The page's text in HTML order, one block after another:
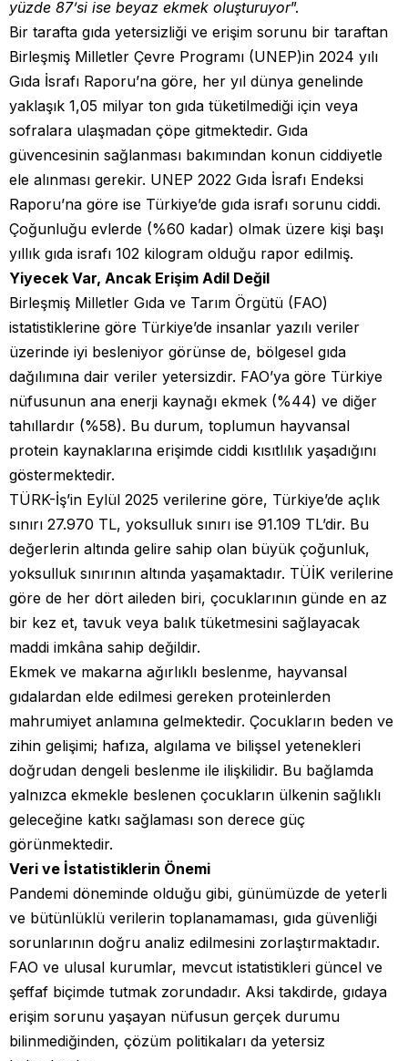
yüzde 87’si ise beyaz ekmek oluşturuyor”.
Bir tarafta gıda yetersizliği ve erişim sorunu bir taraftan
Birleşmiş Milletler Çevre Programı (UNEP)in 2024 yılı
Gıda İsrafı Raporu’na göre, her yıl dünya genelinde
yaklaşık 1,05 milyar ton gıda tüketilmediği için veya
sofralara ulaşmadan çöpe gitmektedir. Gıda
güvencesinin sağlanması bakımından konun ciddiyetle
ele alınması gerekir. UNEP 2022 Gıda İsrafı Endeksi
Raporu’na göre ise Türkiye’de gıda israfı sorunu ciddi.
Çoğunluğu evlerde (%60 kadar) olmak üzere kişi başı
yıllık gıda israfı 102 kilogram olduğu rapor edilmiş.
Yiyecek Var, Ancak Erişim Adil Değil
Birleşmiş Milletler Gıda ve Tarım Örgütü (FAO)
istatistiklerine göre Türkiye’de insanlar yazılı veriler
üzerinde iyi besleniyor görünse de, bölgesel gıda
dağılımına dair veriler yetersizdir. FAO’ya göre Türkiye
nüfusunun ana enerji kaynağı ekmek (%44) ve diğer
tahıllardır (%58). Bu durum, toplumun hayvansal
protein kaynaklarına erişimde ciddi kısıtlılık yaşadığını
göstermektedir.
TÜRK-İş’in Eylül 2025 verilerine göre, Türkiye’de açlık
sınırı 27.970 TL, yoksulluk sınırı ise 91.109 TL’dir. Bu
değerlerin altında gelire sahip olan büyük çoğunluk,
yoksulluk sınırının altında yaşamaktadır. TÜİK verilerine
göre de her dört aileden biri, çocuklarının günde en az
bir kez et, tavuk veya balık tüketmesini sağlayacak
maddi imkâna sahip değildir.
Ekmek ve makarna ağırlıklı beslenme, hayvansal
gıdalardan elde edilmesi gereken proteinlerden
mahrumiyet anlamına gelmektedir. Çocukların beden ve
zihin gelişimi; hafıza, algılama ve bilişsel yetenekleri
doğrudan dengeli beslenme ile ilişkilidir. Bu bağlamda
yalnızca ekmekle beslenen çocukların ülkenin sağlıklı
geleceğine katkı sağlaması son derece güç
görünmektedir.
Veri ve İstatistiklerin Önemi
Pandemi döneminde olduğu gibi, günümüzde de yeterli
ve bütünlüklü verilerin toplanamaması, gıda güvenliği
sorunlarının doğru analiz edilmesini zorlaştırmaktadır.
FAO ve ulusal kurumlar, mevcut istatistikleri güncel ve
şeffaf biçimde tutmak zorundadır. Aksi takdirde, gıdaya
erişim sorunu yaşayan nüfusun gerçek durumu
bilinmediğinden, çözüm politikaları da yetersiz